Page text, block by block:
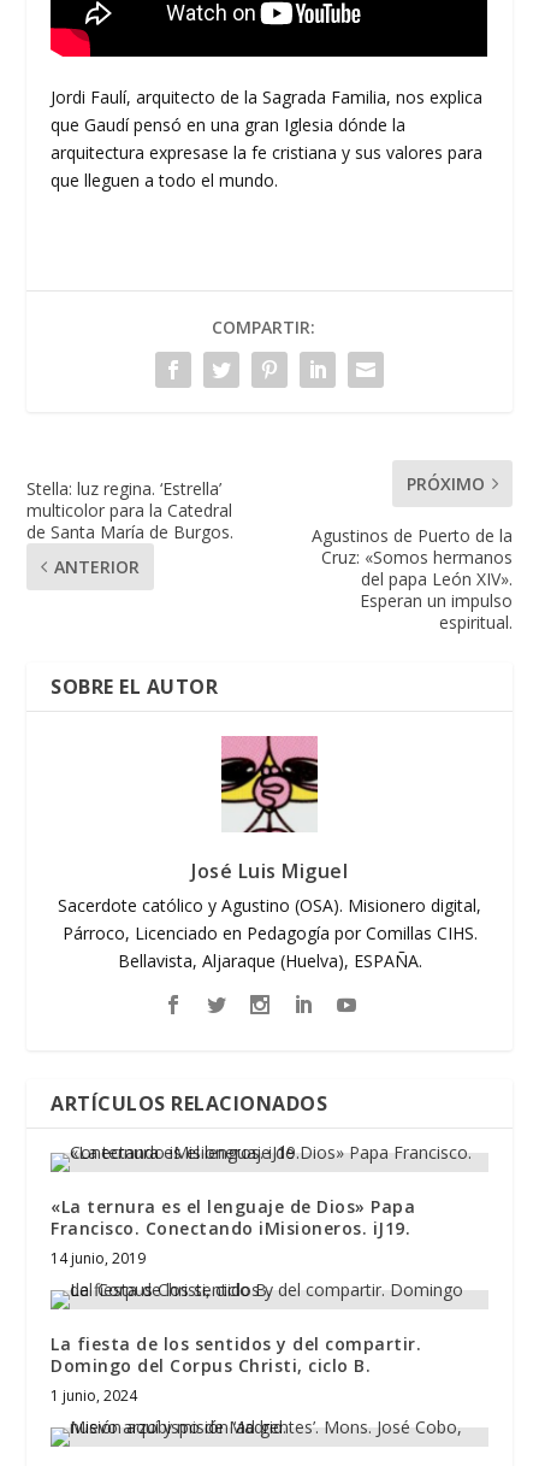
Jordi Faulí, arquitecto de la Sagrada Familia, nos explica
que Gaudí pensó en una gran Iglesia dónde la
arquitectura expresase la fe cristiana y sus valores para
que lleguen a todo el mundo.
COMPARTIR:
Stella: luz regina. ‘Estrella’
multicolor para la Catedral
de Santa María de Burgos.
ANTERIOR
PRÓXIMO
Agustinos de Puerto de la
Cruz: «Somos hermanos
del papa León XIV».
Esperan un impulso
espiritual.
SOBRE EL AUTOR
José Luis Miguel
Sacerdote católico y Agustino (OSA). Misionero digital,
Párroco, Licenciado en Pedagogía por Comillas CIHS.
Bellavista, Aljaraque (Huelva), ESPAÑA.
ARTÍCULOS RELACIONADOS
«La ternura es el lenguaje de Dios» Papa
Francisco. Conectando iMisioneros. iJ19.
14 junio, 2019
La fiesta de los sentidos y del compartir.
Domingo del Corpus Christi, ciclo B.
1 junio, 2024